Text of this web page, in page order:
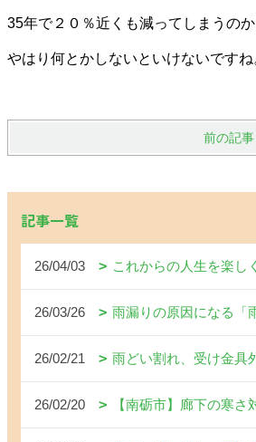
35年で２０％近くも減ってしまうのか
やはり何とかしないといけないですね
前の記事
記事一覧
26/04/03 これからの人生を楽
26/03/26 雨漏りの原因になる「
26/02/21 雨どい割れ、受け金具
26/02/20 【南砺市】廊下の寒